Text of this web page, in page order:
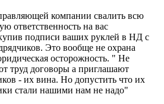
компании свалить всю
ответственность на вас
подписи ваших руклей в НД с
Это вообще не охрана
осторожность. " Не
труд договоры а приглашают
- их вина. Но допустить что их
стали нашими нам не надо"